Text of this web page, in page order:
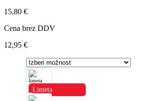
15,80 €
Cena brez DDV
12,95 €
Limeta